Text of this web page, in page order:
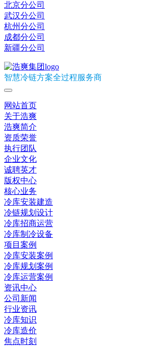
北京分公司
武汉分公司
杭州分公司
成都分公司
新疆分公司
智慧冷链方案全过程服务商
网站首页
关于浩爽
浩爽简介
资质荣誉
执行团队
企业文化
诚聘英才
版权中心
核心业务
冷库安装建造
冷链规划设计
冷库招商运营
冷库制冷设备
项目案例
冷库安装案例
冷库规划案例
冷库运营案例
资讯中心
公司新闻
行业资讯
冷库知识
冷库造价
焦点时刻